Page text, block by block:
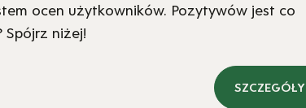
ocen użytkowników. Pozytywów jest co
Spójrz niżej!
SZCZEGÓŁY